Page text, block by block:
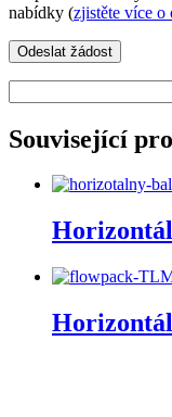
nabídky (zjistěte více o
Související